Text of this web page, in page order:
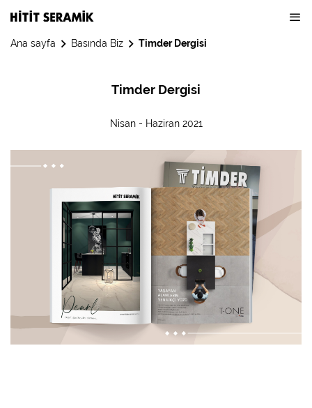
Ana sayfa Basında Biz Timder Dergisi
Timder Dergisi
Nisan - Haziran 2021